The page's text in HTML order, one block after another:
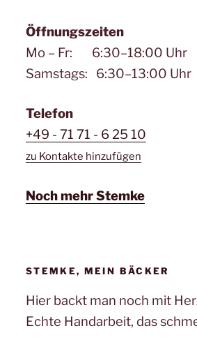
Öffnungszeiten
Mo – Fr: 6:30–18:00 Uhr
Samstags: 6:30–13:00 Uhr
Telefon
+49 - 71 71 - 6 25 10
zu Kontakte hinzufügen
Noch mehr Stemke
STEMKE, MEIN BÄCKER
Hier backt man noch mit
Echte Handarbeit, das